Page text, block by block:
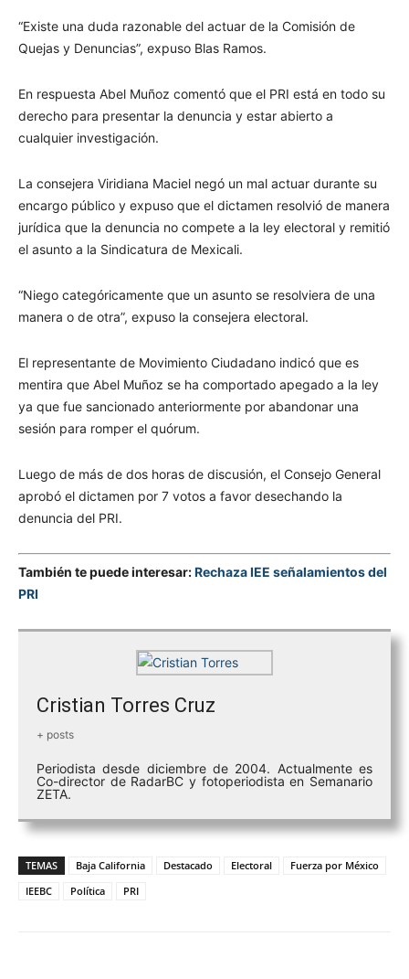
“Existe una duda razonable del actuar de la Comisión de
Quejas y Denuncias”, expuso Blas Ramos.
En respuesta Abel Muñoz comentó que el PRI está en todo su
derecho para presentar la denuncia y estar abierto a
cualquier investigación.
La consejera Viridiana Maciel negó un mal actuar durante su
encargo público y expuso que el dictamen resolvió de manera
jurídica que la denuncia no compete a la ley electoral y remitió
el asunto a la Sindicatura de Mexicali.
“Niego categóricamente que un asunto se resolviera de una
manera o de otra”, expuso la consejera electoral.
El representante de Movimiento Ciudadano indicó que es
mentira que Abel Muñoz se ha comportado apegado a la ley
ya que fue sancionado anteriormente por abandonar una
sesión para romper el quórum.
Luego de más de dos horas de discusión, el Consejo General
aprobó el dictamen por 7 votos a favor desechando la
denuncia del PRI.
También te puede interesar:Rechaza IEE señalamientos del
PRI
Cristian Torres Cruz
+ posts
Periodista desde diciembre de 2004. Actualmente es
Co-director de RadarBC y fotoperiodista en Semanario
ZETA.
TEMAS Baja California Destacado Electoral
Fuerza por México
IEEBC
Política PRI